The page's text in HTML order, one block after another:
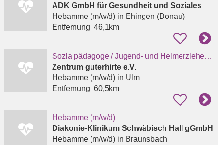
ADK GmbH für Gesundheit und Soziales
Hebamme (m/w/d)in Ehingen (Donau)
Entfernung: 46,1km
Sozialpädagoge / Jugend- und Heimerzieher / Erzieher / Heilerziehungspfleger / Hebamme (m/w/d)
Zentrum guterhirte e.V.
Hebamme (m/w/d)in Ulm
Entfernung: 60,5km
Hebamme (m/w/d)
Diakonie-Klinikum Schwäbisch Hall gGmbH
Hebamme (m/w/d)in Braunsbach